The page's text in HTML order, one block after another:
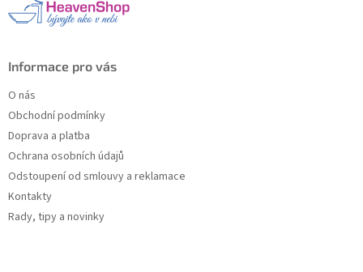
Informace pro vás
O nás
Obchodní podmínky
Doprava a platba
Ochrana osobních údajů
Odstoupení od smlouvy a reklamace
Kontakty
Rady, tipy a novinky